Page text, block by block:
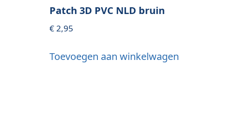
Patch 3D PVC NLD bruin
€2,95
Toevoegen aan winkelwagen